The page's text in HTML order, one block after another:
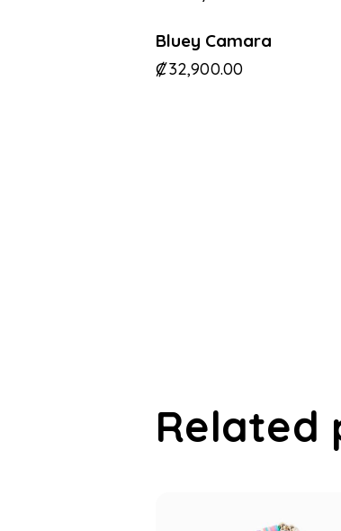
Bluey Camara
₡32,900.00
Related